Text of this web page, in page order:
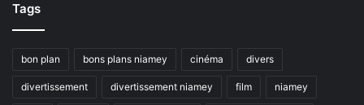
Tags
bon plan bons plans niamey cinéma divers
divertissement divertissement niamey film niamey